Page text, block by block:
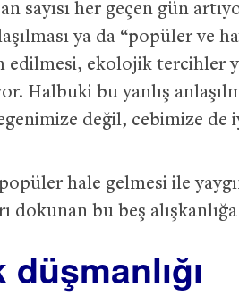
sayısı her geçen gün
ya da “popüler ve
edilmesi, ekolojik tercihler
Halbuki bu yanlış
değil, cebimize de
hale gelmesi ile
dokunan bu beş